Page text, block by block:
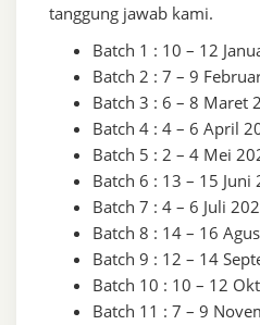
tanggung jawab kami.
Batch 1 : 10 – 12
Batch 2 : 7 – 9
Batch 3 : 6 – 8 Maret
Batch 4 : 4 – 6 April
Batch 5 : 2 – 4 Mei
Batch 6 : 13 – 15 Juni
Batch 7 : 4 – 6 Juli
Batch 8 : 14 – 16
Batch 9 : 12 – 14
Batch 10 : 10 – 12
Batch 11 : 7 – 9